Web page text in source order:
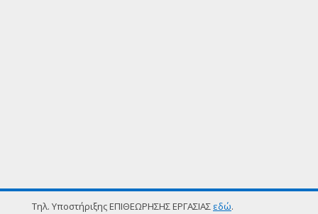
Τηλ. Υποστήριξης ΕΠΙΘΕΩΡΗΣΗΣ ΕΡΓΑΣΙΑΣ εδώ.